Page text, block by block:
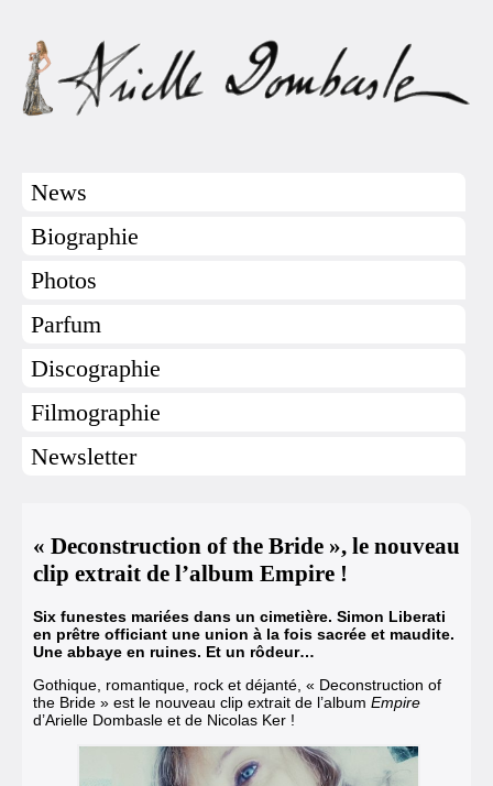
News
Biographie
Photos
Parfum
Discographie
Filmographie
Newsletter
« Deconstruction of the Bride », le nouveau
clip extrait de l’album Empire !
Six funestes mariées dans un cimetière. Simon Liberati
en prêtre officiant une union à la fois sacrée et maudite.
Une abbaye en ruines. Et un rôdeur…
Gothique, romantique, rock et déjanté, « Deconstruction of
the Bride » est le nouveau clip extrait de l’album Empire
d’Arielle Dombasle et de Nicolas Ker !